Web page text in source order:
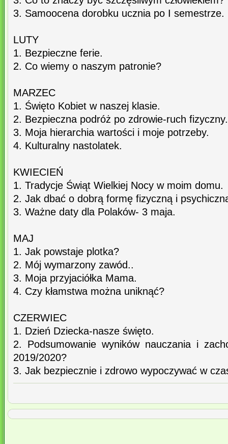
3. Samoocena dorobku ucznia po I semestrze.
LUTY
1. Bezpieczne ferie.
2. Co wiemy o naszym patronie?
MARZEC
1. Święto Kobiet w naszej klasie.
2. Bezpieczna podróż po zdrowie-ruch fizyczny.
3. Moja hierarchia wartości i moje potrzeby.
4. Kulturalny nastolatek.
KWIECIEŃ
1. Tradycje Świąt Wielkiej Nocy w moim domu.
2. Jak dbać o dobrą formę fizyczną i
3. Ważne daty dla Polaków- 3 maja.
MAJ
1. Jak powstaje plotka?
2. Mój wymarzony zawód..
3. Moja przyjaciółka Mama.
4. Czy kłamstwa można uniknąć?
CZERWIEC
1. Dzień Dziecka-nasze święto.
2. Podsumowanie wyników nauczania i
2019/2020?
3. Jak bezpiecznie i zdrowo wypoczywać w